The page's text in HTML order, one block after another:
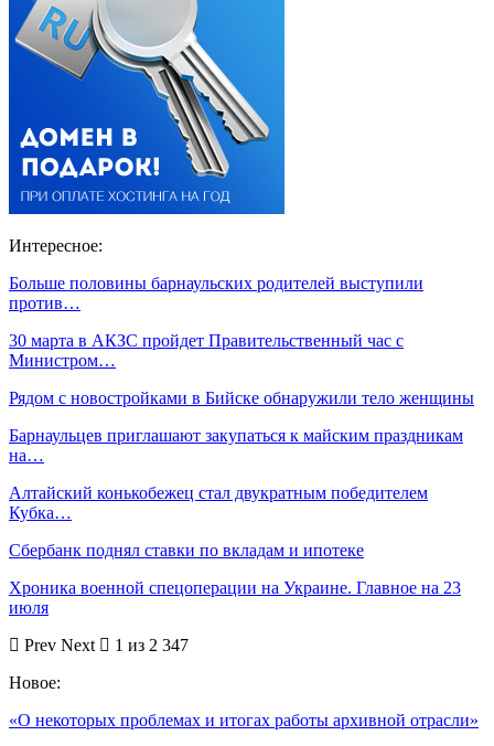
Интересное:
Больше половины барнаульских родителей выступили
против…
30 марта в АКЗС пройдет Правительственный час с
Министром…
Рядом с новостройками в Бийске обнаружили тело женщины
Барнаульцев приглашают закупаться к майским праздникам
на…
Алтайский конькобежец стал двукратным победителем
Кубка…
Сбербанк поднял ставки по вкладам и ипотеке
Хроника военной спецоперации на Украине. Главное на 23
июля
Prev Next
1 из 2 347
Новое:
«О некоторых проблемах и итогах работы архивной отрасли»